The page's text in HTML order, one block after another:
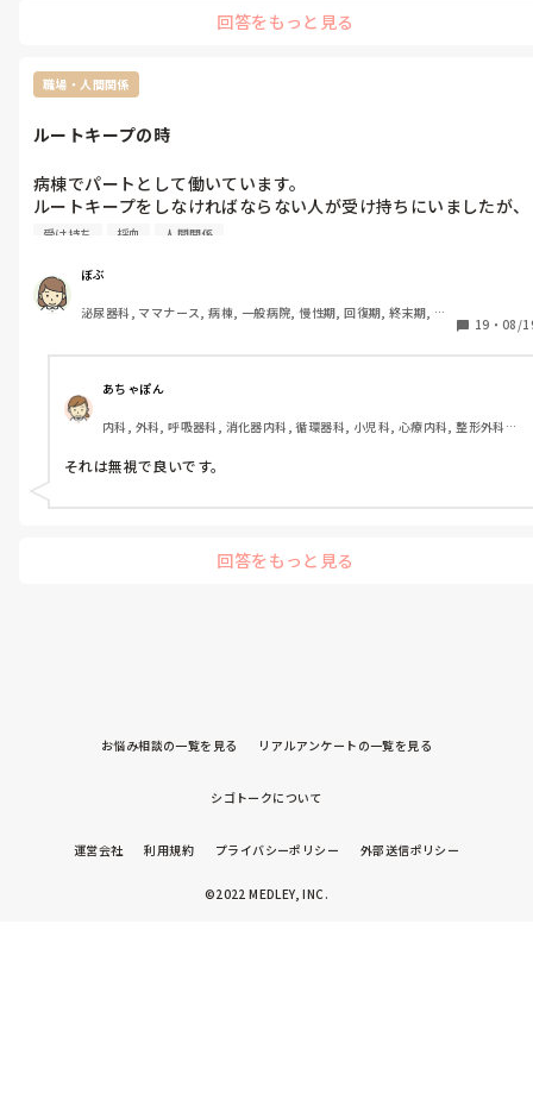
長文で読みにくいかもしれません、私の考えが自分本位なのかも
アドバイスをぜひお願いします…。
託児所の関係もあるので、迷われるかと思いますが 自分自身が鬱に
す。
私も転職した先が人間関係が良かったので、以前より仕事が楽しい
と思えました。
仕事はまた1から覚え直しになりましたが、
子供の為にも自分が精神的にも体力的にも、まいるわけにはいかな
回答をもっと見る
職場・人間関係
ルートキープの時
病棟でパートとして働いています。
ルートキープをしなければならない人が受け持ちにいましたが、
別の看護師がルートキープしてくれるとのことで、他の仕事をし
10分おきくらいにその患者のところへ訪室して、血管を探すなど
していましたが、なかなか見つからず、3〜4人ほど看護師でルー
トキープしていました。私も受け持ちに、オペ出しなどがあり、
その後訪室すると、ルートキープできており、その場にいた看護
師から「受け持ちならずっといなきゃ、反感買うでしょ」と言わ
れました。
私は別の仕事もしていたし、抜けることをその都度伝えていたは
ずですが、1人の患者のところにルートキープするために、3〜4
人の看護師は必要ですか？突っ立ってるだけなら別の仕事してて
よいのでは？と思いましたが、私の対応は本来ならどのようにし
長く読みづらいとは思いますが、助言よろしくお願いします。
受け持ち 採血 人間関係
ぼぶ
泌尿器科, ママナース, 病棟, 一般病院, 慢性期, 回復期, 終末期, 透
19 ・ 08/
あちゃぽん
内科, 外科, 呼吸器科, 消化器内科, 循環器科, 小児科, 心療内科, 整形外科,
急科, 超急性期, ICU, CCU, HCU, その他の科, ママナース, 外来, 神経内科,
脳神経外科, NICU, 消化器外科, 一般病院, 慢性期, 回復期, 終末期, オペ室,
それは無視で良いです。
回答をもっと見る
お悩み相談の一覧を見る リアルアンケートの一覧を見る
シゴトークについて
運営会社 利用規約 プライバシーポリシー 外部送信ポリシー
©2022 MEDLEY, INC.